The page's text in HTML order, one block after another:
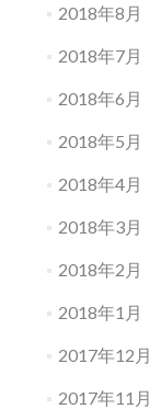
2018年8月
2018年7月
2018年6月
2018年5月
2018年4月
2018年3月
2018年2月
2018年1月
2017年12月
2017年11月